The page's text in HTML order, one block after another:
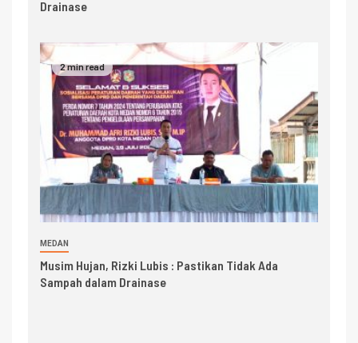
Drainase
2 min read
MEDAN
Musim Hujan, Rizki Lubis : Pastikan Tidak Ada
Sampah dalam Drainase